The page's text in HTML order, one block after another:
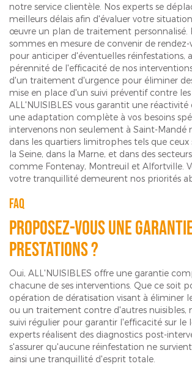
notre service clientèle. Nos experts se
meilleurs délais afin d'évaluer votre
œuvre un plan de traitement personnalisé.
sommes en mesure de convenir de rendez-
pour anticiper d'éventuelles réinfestations,
pérennité de l'efficacité de nos
d'un traitement d'urgence pour éliminer
mise en place d'un suivi préventif contre
ALL'NUISIBLES vous garantit une
une adaptation complète à vos besoins
intervenons non seulement à Saint-Mandé
dans les quartiers limitrophes tels que ceux
la Seine, dans la Marne, et dans des
comme Fontenay, Montreuil et Alfortville.
votre tranquillité demeurent nos priorités
FAQ
Proposez-vous une
prestations ?
Oui, ALL'NUISIBLES offre une garantie
chacune de ses interventions. Que ce soit
opération de dératisation visant à éliminer
ou un traitement contre d'autres nuisibles,
suivi régulier pour garantir l'efficacité sur le
experts réalisent des diagnostics post-
s'assurer qu'aucune réinfestation ne
ainsi une tranquillité d'esprit totale.